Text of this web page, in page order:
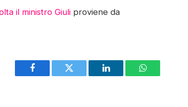
il ministro Giuli proviene da
Facebook Twitter LinkedIn WhatsApp